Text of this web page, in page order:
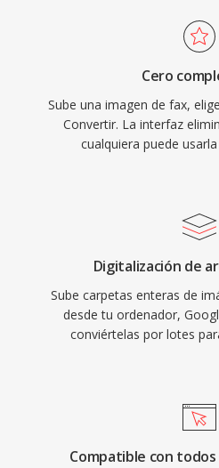
Cero
Sube una imagen de fax,
Convertir. La interfaz
cualquiera puede
Digitalización de
Sube carpetas enteras de
desde tu ordenador,
conviértelas por lotes
Compatible con